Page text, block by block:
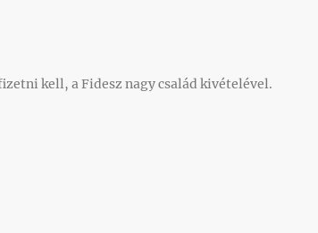
kell, a Fidesz nagy család kivételével.